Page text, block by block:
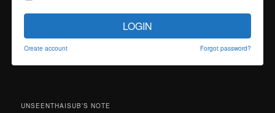
LOGIN
Create account Forgot password?
UNSEENTHAISUB’S NOTE